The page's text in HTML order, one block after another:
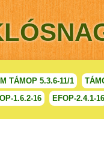
TÁMOP 5.3.6-11/1
1.6.2-16 EFOP-2.4.1-16